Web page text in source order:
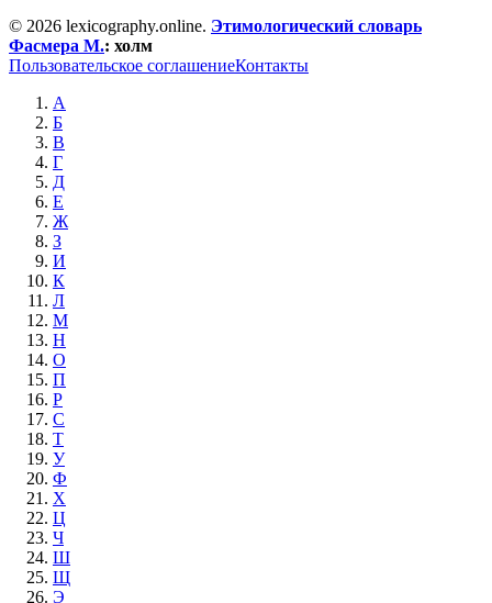
© 2026 lexicography.online. Этимологический словарь
Фасмера М.: холм
Пользовательское соглашениеКонтакты
А
Б
В
Г
Д
Е
Ж
З
И
К
Л
М
Н
О
П
Р
С
Т
У
Ф
Х
Ц
Ч
Ш
Щ
Э